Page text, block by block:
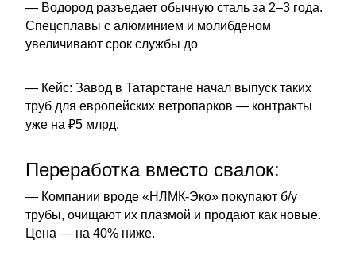
— Водород разъедает обычную сталь за 2–3 года.
Спецсплавы с алюминием и молибденом
увеличивают срок службы до
— Кейс: Завод в Татарстане начал выпуск таких
труб для европейских ветропарков — контракты
уже на ₽5 млрд.
Переработка вместо свалок:
— Компании вроде «НЛМК-Эко» покупают б/у
трубы, очищают их плазмой и продают как новые.
Цена — на 40% ниже.